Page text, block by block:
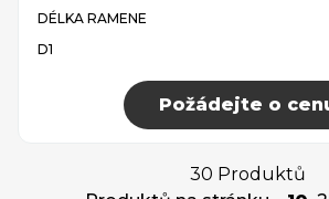
DÉLKA RAMENE
D1
Požádejte o
30 Produktů